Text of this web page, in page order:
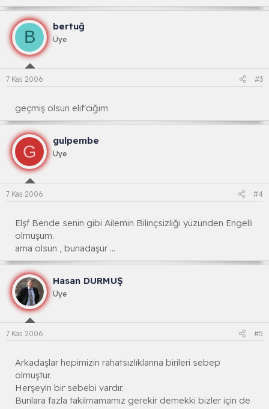
B
bertuğ
Üye
7 Kas 2006 #3
geçmiş olsun elif'ciğim
G
gulpembe
Üye
7 Kas 2006 #4
Elşf Bende senin gibi Ailemin Bilinçsizliği yüzünden Engelli
olmuşum.
ama olsun , bunadaşür ...
Hasan DURMUŞ
Üye
7 Kas 2006 #5
Arkadaşlar hepimizin rahatsızlıklarına birileri sebep
olmuştur.
Herşeyin bir sebebi vardır.
Bunlara fazla takılmamamız gerekir demekki bizler için de